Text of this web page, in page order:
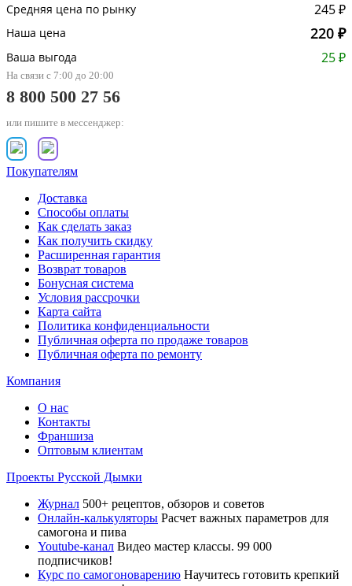
Средняя цена по рынку 245 ₽
Наша цена 220 ₽
Ваша выгода 25 ₽
На связи с 7:00 до 20:00
8 800 500 27 56
или пишите в мессенджер:
Покупателям
Доставка
Способы оплаты
Как сделать заказ
Как получить скидку
Расширенная гарантия
Возврат товаров
Бонусная система
Условия рассрочки
Карта сайта
Политика конфиденциальности
Публичная оферта по продаже товаров
Публичная оферта по ремонту
Компания
О нас
Контакты
Франшиза
Оптовым клиентам
Проекты Русской Дымки
Журнал 500+ рецептов, обзоров и советов
Онлайн-калькуляторы Расчет важных параметров для
самогона и пива
Youtube-канал Видео мастер классы. 99 000
подписчиков!
Курс по самогоноварению Научитесь готовить крепкий